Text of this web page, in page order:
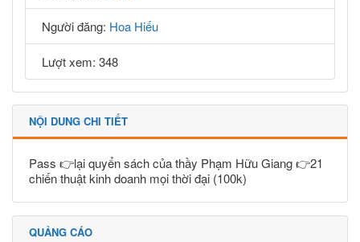
Người đăng: Hoa Hiếu
Lượt xem: 348
NỘI DUNG CHI TIẾT
Pass 👉lại quyển sách của thầy Phạm Hữu Giang 👉21
chiến thuật kinh doanh mọi thời đại (100k)
QUẢNG CÁO